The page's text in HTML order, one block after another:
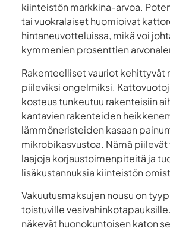
kiinteistön markkina-arvoa.
tai vuokralaiset huomioivat
hintaneuvotteluissa, mikä voi
kymmenien prosenttien
Rakenteelliset vauriot kehittyvät
piileviksi ongelmiksi.
kosteus tunkeutuu rakenteisiin
kantavien rakenteiden
lämmöneristeiden kasaan
mikrobikasvustoa. Nämä piilevät
laajoja korjaustoimenpiteitä ja
lisäkustannuksia kiinteistön
Vakuutusmaksujen nousu on
toistuville
näkevät huonokuntoisen katon